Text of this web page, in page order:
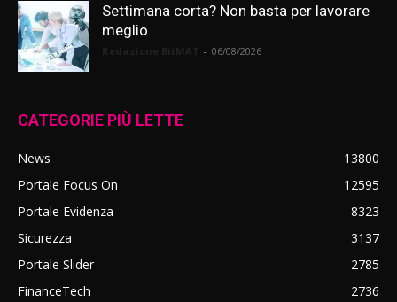
Settimana corta? Non basta per lavorare
meglio
- 06/08/2026
CATEGORIE PIÙ LETTE
News
13800
Portale Focus On
12595
Portale Evidenza
8323
Sicurezza
3137
Portale Slider
2785
FinanceTech
2736